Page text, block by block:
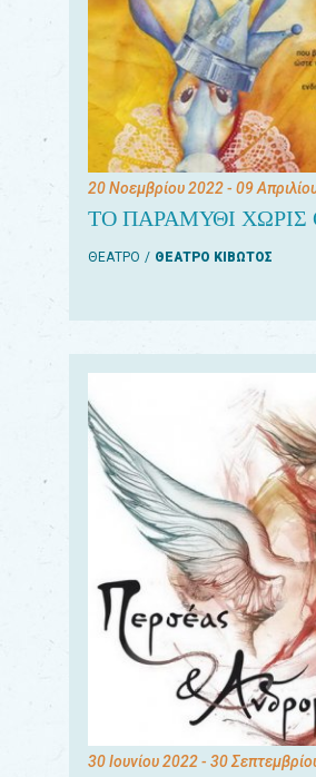
20 Νοεμβρίου 2022- 09
ΤΟ ΠΑΡΑΜΥΘΙ
ΘΕΑΤΡΟ ΘΕΑΤΡΟ ΚΙΒΩΤΟΣ
30 Ιουνίου 2022- 30